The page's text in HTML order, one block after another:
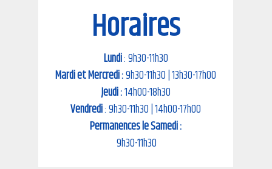
Horaires
Lundi: 9h30-11h30
Mardi et Mercredi :9h30-11h30 | 13h30-17h00
Jeudi :14h00-18h30
Vendredi: 9h30-11h30 | 14h00-17h00
Permanences le Samedi :
9h30-11h30